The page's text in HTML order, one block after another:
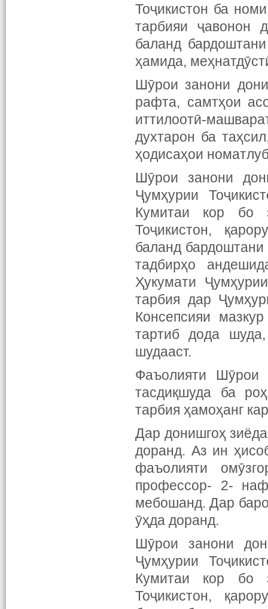
Тоҷикистон ба
тарбияи ҷавонон
баланд
ҳамида,
Шӯрои занони
рафта, самтҳои
иттилоотӣ-
духтарон ба
ҳодисаҳои
Шӯрои занони
Ҷумҳурии
Кумитаи кор бо
Тоҷикистон,
баланд
тадбирҳо
Ҳукумати
тарбия дар
Консепсияи
тартиб дода
шудааст.
Фаъолияти Шӯрои
тасдиқшуда ба
тарбия ҳамоҳанг
Дар донишгоҳ
доранд. Аз ин
фаъолияти
профессор- 2-
мебошанд. Дар
ӯҳда доранд.
Шӯрои занони
Ҷумҳурии
Кумитаи кор бо
Тоҷикистон,